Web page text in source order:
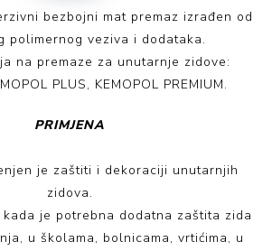
bezbojni mat premaz izrađen od
polimernog veziva i dodataka.
na premaze za unutarnje zidove:
PLUS, KEMOPOL PREMIUM.
PRIMJENA
je zaštiti i dekoraciji unutarnjih
zidova.
je potrebna dodatna zaštita zida
u školama, bolnicama, vrtićima, u